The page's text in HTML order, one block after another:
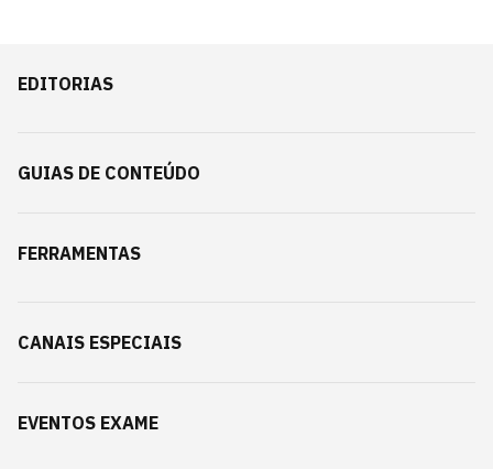
EDITORIAS
GUIAS DE CONTEÚDO
FERRAMENTAS
CANAIS ESPECIAIS
EVENTOS EXAME